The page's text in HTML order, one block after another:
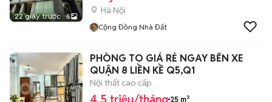
22 giây trước 5
Hà Nội
Cộng Đồng Nhà Đất
PHÒNG TO GIÁ RẺ NGAY BẾN XE
QUẬN 8 LIỀN KỀ Q5,Q1
Nội thất cao cấp
25 m²